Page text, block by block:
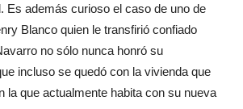
Es además curioso el caso de uno de
Blanco quien le transfirió confiado
no sólo nunca honró su
incluso se quedó con la vivienda que
la que actualmente habita con su nueva